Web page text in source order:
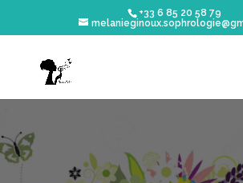
+33 6 85 20 58 79